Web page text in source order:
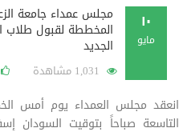
١٠
مايو
مجلس عمداء جامعة
الجديد